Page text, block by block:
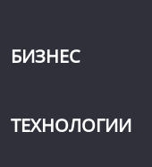
БИЗНЕС
ТЕХНОЛОГИИ